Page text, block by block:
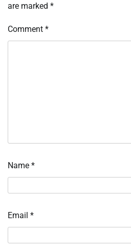
are marked *
Comment *
Name *
Email *